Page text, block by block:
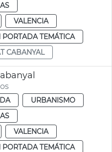
VALENCIA
PORTADA TEMÁTICA
CABANYAL
URBANISMO
VALENCIA
PORTADA TEMÁTICA